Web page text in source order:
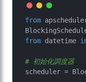
from
from datetime
# 初始化調度器
scheduler =